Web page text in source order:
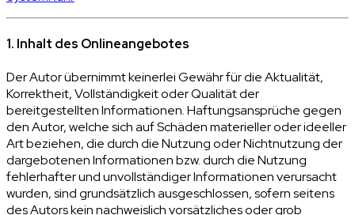
1. Inhalt des Onlineangebotes
Der Autor übernimmt keinerlei Gewähr für die Aktualität,
Korrektheit, Vollständigkeit oder Qualität der
bereitgestellten Informationen. Haftungsansprüche gegen
den Autor, welche sich auf Schäden materieller oder ideeller
Art beziehen, die durch die Nutzung oder Nichtnutzung der
dargebotenen Informationen bzw. durch die Nutzung
fehlerhafter und unvollständiger Informationen verursacht
wurden, sind grundsätzlich ausgeschlossen, sofern seitens
des Autors kein nachweislich vorsätzliches oder grob